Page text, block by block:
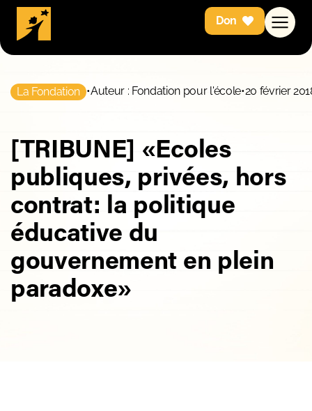
Don
La Fondation •Auteur : Fondation pour l'école•20 février
[TRIBUNE] «Ecoles
publiques, privées, hors
contrat: la politique
éducative du
gouvernement en plein
paradoxe»